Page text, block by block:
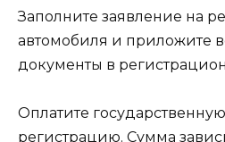
Заполните заявление на
автомобиля и приложите
документы в
Оплатите
регистрацию. Сумма